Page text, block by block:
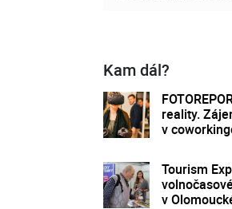
Kam dál?
reality.
v
Tourism
v